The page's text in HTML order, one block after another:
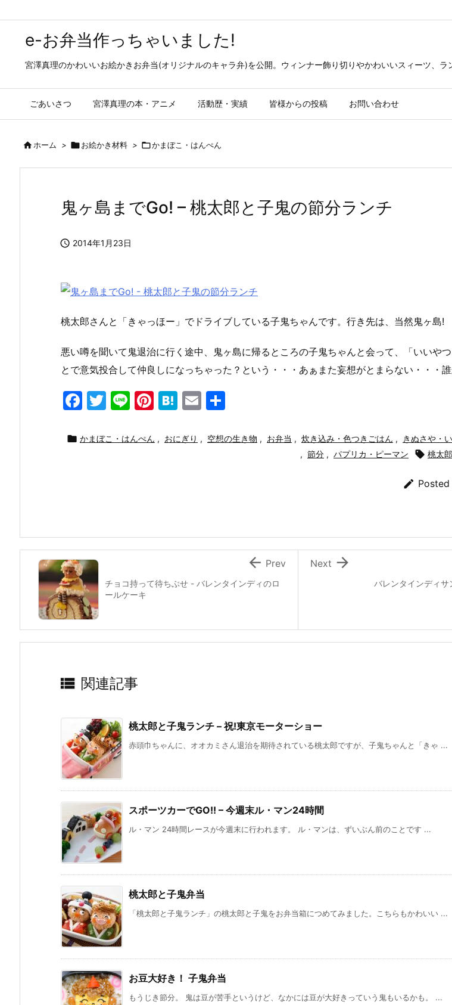
e-お弁当作っちゃいました!
宮澤真理のかわいいお絵かきお弁当(オリジナルのキャラ弁)を公開。ウィンナー飾り切りやかわいいスィーツ、ラ
ごあいさつ 宮澤真理の本・アニメ 活動歴・実績 皆様からの投稿 お問い合わせ
ホーム > お絵かき材料 > かまぼこ・はんぺん
鬼ヶ島までGo! – 桃太郎と子鬼の節分ランチ
 2014年1月23日
桃太郎さんと「きゃっほー」でドライブしている子鬼ちゃんです。行き先は、当然鬼ヶ島!
悪い噂を聞いて鬼退治に行く途中、鬼ヶ島に帰るところの子鬼ちゃんと会って、「いいや
とで意気投合して仲良しになっちゃった？という・・・あぁまた妄想がとまらない・・・誰
F
c
k
T
itt
Li
e
Pi
er
H
e
E
ai
 かまぼこ・はんぺん , おにぎり , 空想の生き物 , お弁当 , 炊き込み・色つきごはん , きぬさや・
, 節分 , パプリカ・ピーマン  桃太郎

バレンタインディサ

Next
チョコ持って待ちぶせ - バレンタインディのロ
ールケーキ
 Prev
 関連記事
桃太郎と子鬼ランチ – 祝!東京モーターショー
赤頭巾ちゃんに、オオカミさん退治を期待されている桃太郎ですが、子鬼ちゃんと「きゃ ...
スポーツカーでGO!! – 今週末ル・マン24時間
ル・マン 24時間レースが今週末に行われます。 ル・マンは、ずいぶん前のことです ...
桃太郎と子鬼弁当
「桃太郎と子鬼ランチ」の桃太郎と子鬼をお弁当箱につめてみました。こちらもかわいい ...
お豆大好き！ 子鬼弁当
もうじき節分。 鬼は豆が苦手というけど、なかには豆が大好きっていう鬼もいるかも。 ...